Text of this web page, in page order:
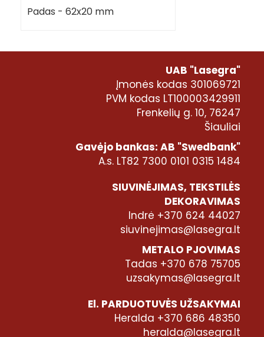
Padas - 62x20 mm
UAB "Lasegra"
Įmonės kodas 301069721
PVM kodas LT100003429911
Frenkelių g. 10, 76247
Šiauliai
Gavėjo bankas: AB "Swedbank"
A.s. LT82 7300 0101 0315 1484
SIUVINĖJIMAS, TEKSTILĖS
DEKORAVIMAS
Indrė +370 624 44027
siuvinejimas@lasegra.lt
METALO PJOVIMAS
Tadas +370 678 75705
uzsakymas@lasegra.lt
El. PARDUOTUVĖS UŽSAKYMAI
Heralda +370 686 48350
heralda@lasegra.lt